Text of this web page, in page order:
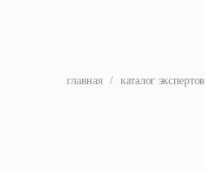
главная / каталог экспертов